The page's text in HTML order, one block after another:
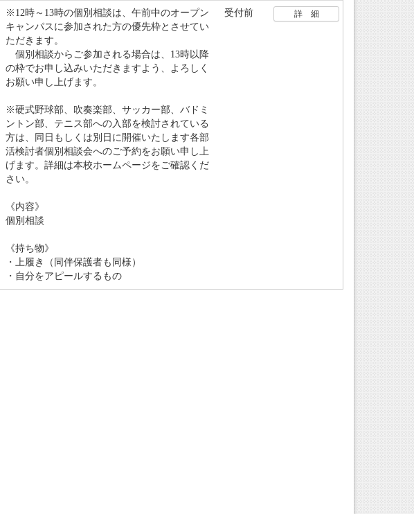
※12時～13時の個別相談は、午前中のオープン
キャンパスに参加された方の優先枠とさせてい
ただきます。
個別相談からご参加される場合は、13時以降
の枠でお申し込みいただきますよう、よろしく
お願い申し上げます。
※硬式野球部、吹奏楽部、サッカー部、バドミ
ントン部、テニス部への入部を検討されている
方は、同日もしくは別日に開催いたします各部
活検討者個別相談会へのご予約をお願い申し上
げます。詳細は本校ホームページをご確認くだ
さい。
《内容》
個別相談
《持ち物》
・上履き（同伴保護者も同様）
・自分をアピールするもの
受付前 詳 細